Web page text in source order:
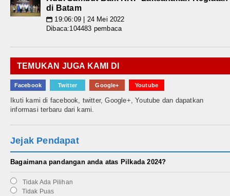
di Batam
📅 19:06:09 | 24 Mei 2022
Dibaca:104483 pembaca
TEMUKAN JUGA KAMI DI
Facebook Twitter Google+ Youtube
Ikuti kami di facebook, twitter, Google+, Youtube dan dapatkan
informasi terbaru dari kami.
Jejak Pendapat
Bagaimana pandangan anda atas Pilkada 2024?
Tidak Ada Pilihan
Tidak Puas